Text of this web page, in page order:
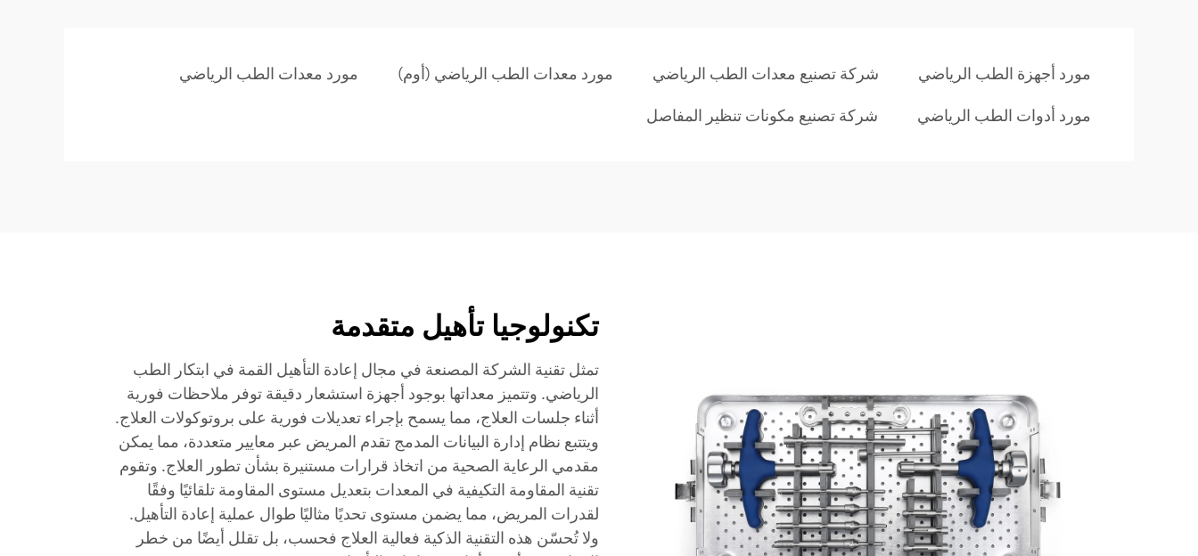
مورد أجهزة الطب الرياضي شركة تصنيع معدات الطب الرياضي مورد معدات الطب الرياضي (أوم) مورد معدات الطب الرياضي
مورد أدوات الطب الرياضي شركة تصنيع مكونات تنظير المفاصل
تكنولوجيا تأهيل متقدمة
تمثل تقنية الشركة المصنعة في مجال إعادة التأهيل القمة في ابتكار الطب
الرياضي. وتتميز معداتها بوجود أجهزة استشعار دقيقة توفر ملاحظات فورية
أثناء جلسات العلاج، مما يسمح بإجراء تعديلات فورية على بروتوكولات العلاج.
ويتتبع نظام إدارة البيانات المدمج تقدم المريض عبر معايير متعددة، مما يمكن
مقدمي الرعاية الصحية من اتخاذ قرارات مستنيرة بشأن تطور العلاج. وتقوم
تقنية المقاومة التكيفية في المعدات بتعديل مستوى المقاومة تلقائيًا وفقًا
لقدرات المريض، مما يضمن مستوى تحديًا مثاليًا طوال عملية إعادة التأهيل.
ولا تُحسّن هذه التقنية الذكية فعالية العلاج فحسب، بل تقلل أيضًا من خطر